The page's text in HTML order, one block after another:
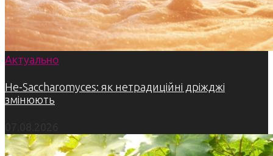
Актуально
Не-Saccharomyces: як нетрадиційні дріжджі
змінюють